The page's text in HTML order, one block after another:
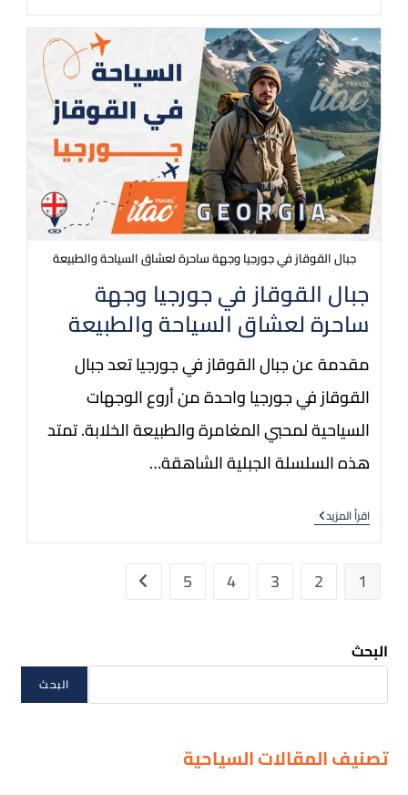
جبال القوقاز في جورجيا وجهة ساحرة لعشاق السياحة والطبيعة
جبال القوقاز في جورجيا وجهة
ساحرة لعشاق السياحة والطبيعة
مقدمة عن جبال القوقاز في جورجيا تعد جبال
القوقاز في جورجيا واحدة من أروع الوجهات
السياحية لمحبي المغامرة والطبيعة الخلابة. تمتد
هذه السلسلة الجبلية الشاهقة…
اقرأ المزيد
1
2
3
4
5
البحث
البحث
تصنيف المقالات السياحية